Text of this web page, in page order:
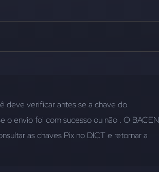
deve verificar antes se a chave do
o envio foi com sucesso ou não . O BACEN
as chaves Pix no DICT e retornar a